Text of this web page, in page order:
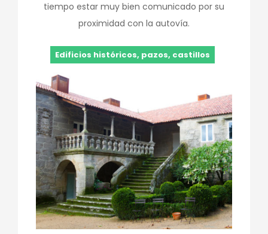
tiempo estar muy bien comunicado por su
proximidad con la autovía.
Edificios históricos, pazos, castillos